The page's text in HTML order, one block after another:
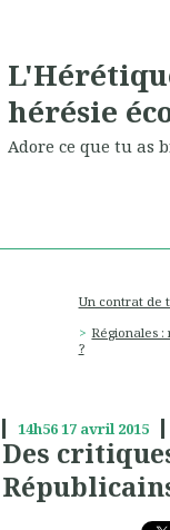
hérésie
Adore ce que tu as
Un contrat de
Régionales
?
14h5617 avril 2015
Des